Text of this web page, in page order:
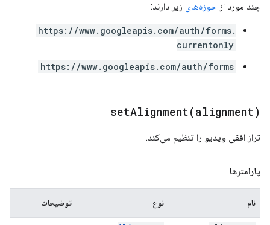
چند مورد از حوزه‌های زیر دارند:
https://www.googleapis.com/auth/forms.
currentonly
https://www.googleapis.com/auth/forms
setAlignment(alignment)
تراز افقی ویدیو را تنظیم می‌کند.
پارامترها
نام نوع توضیحات